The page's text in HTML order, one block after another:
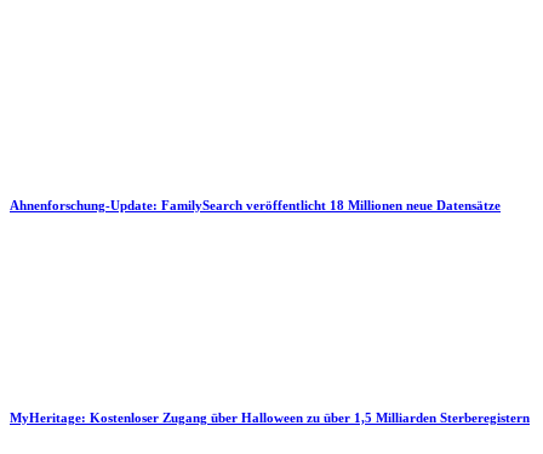
Ahnenforschung-Update: FamilySearch veröffentlicht 18 Millionen neue Datensätze
MyHeritage: Kostenloser Zugang über Halloween zu über 1,5 Milliarden Sterberegistern